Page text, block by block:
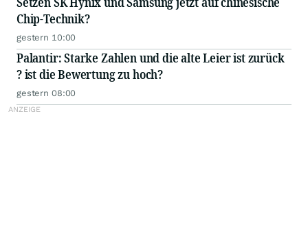
Chip-Technik?
gestern 10:00
Palantir: Starke Zahlen und die alte Leier ist zurück
? ist die Bewertung zu hoch?
gestern 08:00